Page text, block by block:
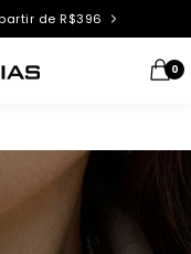
de R$396
0